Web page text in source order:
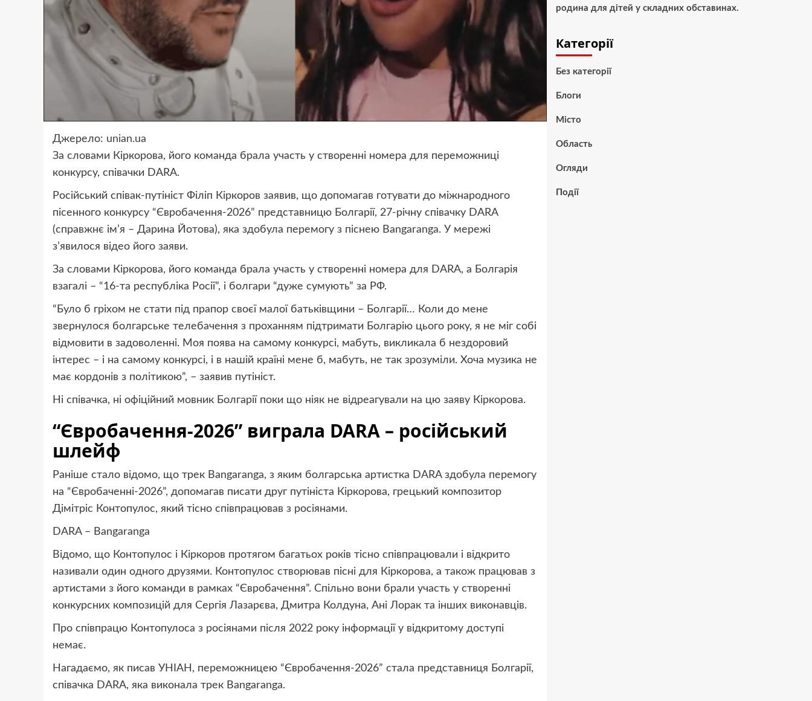
Джерело: unian.ua
За словами Кіркорова, його команда брала участь у створенні номера для переможниці
конкурсу, співачки DARA.
Російський співак-путініст Філіп Кіркоров заявив, що допомагав готувати до міжнародного
пісенного конкурсу “Євробачення-2026” представницю Болгарії, 27-річну співачку DARA
(справжнє ім’я – Дарина Йотова), яка здобула перемогу з піснею Bangaranga. У мережі
з’явилося відео його заяви.
За словами Кіркорова, його команда брала участь у створенні номера для DARA, а Болгарія
взагалі – “16-та республіка Росії”, і болгари “дуже сумують” за РФ.
“Було б гріхом не стати під прапор своєї малої батьківщини – Болгарії… Коли до мене
звернулося болгарське телебачення з проханням підтримати Болгарію цього року, я не міг собі
відмовити в задоволенні. Моя поява на самому конкурсі, мабуть, викликала б нездоровий
інтерес – і на самому конкурсі, і в нашій країні мене б, мабуть, не так зрозуміли. Хоча музика не
має кордонів з політикою”, – заявив путініст.
Ні співачка, ні офіційний мовник Болгарії поки що ніяк не відреагували на цю заяву Кіркорова.
“Євробачення-2026” виграла DARA – російський
шлейф
Раніше стало відомо, що трек Bangaranga, з яким болгарська артистка DARA здобула перемогу
на “Євробаченні-2026”, допомагав писати друг путініста Кіркорова, грецький композитор
Дімітріс Контопулос, який тісно співпрацював з росіянами.
DARA – Bangaranga
Відомо, що Контопулос і Кіркоров протягом багатьох років тісно співпрацювали і відкрито
називали один одного друзями. Контопулос створював пісні для Кіркорова, а також працював з
артистами з його команди в рамках “Євробачення”. Спільно вони брали участь у створенні
конкурсних композицій для Сергія Лазарєва, Дмитра Колдуна, Ані Лорак та інших виконавців.
Про співпрацю Контопулоса з росіянами після 2022 року інформації у відкритому доступі
немає.
Нагадаємо, як писав УНІАН, переможницею “Євробачення-2026” стала представниця Болгарії,
співачка DARA, яка виконала трек Bangaranga.
родина для дітей у складних обставинах.
Категорії
Без категорії
Блоги
Місто
Область
Огляди
Події